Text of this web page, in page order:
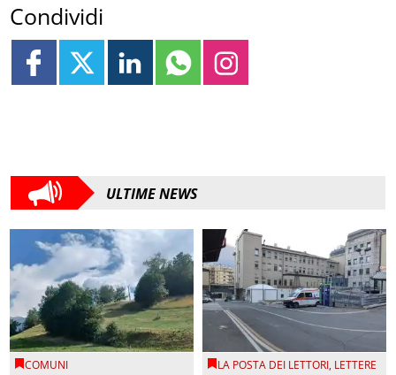
Condividi
ULTIME NEWS
COMUNI LA POSTA DEI LETTORI, LETTERE